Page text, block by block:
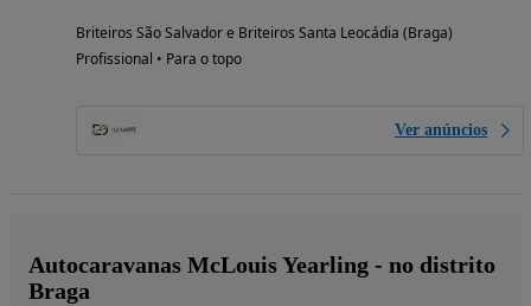
Briteiros São Salvador e Briteiros Santa Leocádia (Braga)
Profissional • Para o topo
Ver anúncios
Autocaravanas McLouis Yearling - no distrito
Braga